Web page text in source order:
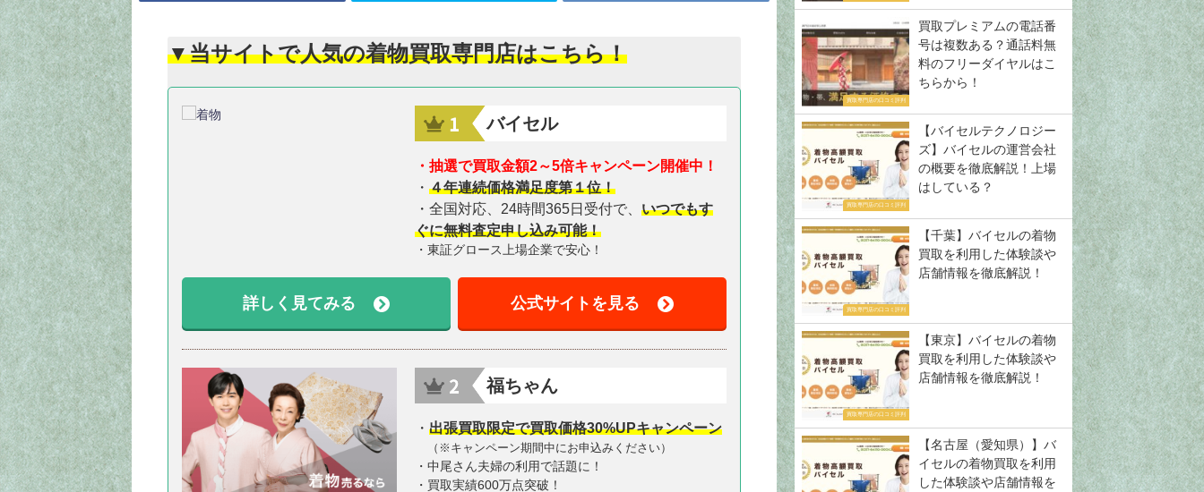
▼当サイトで人気の着物買取専門店はこちら！
バイセル
・抽選で買取金額2～5倍キャンペーン開催中！
・ ４年連続価格満足度第１位！
・全国対応、24時間365日受付で、 いつでもす
ぐに無料査定申し込み可能！
・東証グロース上場企業で安心！
詳しく見てみる 公式サイトを見る
福ちゃん
・ 出張買取限定で買取価格30%UPキャンペーン
（※キャンペーン期間中にお申込みください）
・中尾さん夫婦の利用で話題に！
・買取実績600万点突破！
買取専門店の口コミ評判
買取プレミアムの電話番
号は複数ある？通話料無
料のフリーダイヤルはこ
ちらから！
買取専門店の口コミ評判
【バイセルテクノロジー
ズ】バイセルの運営会社
の概要を徹底解説！上場
はしている？
買取専門店の口コミ評判
【千葉】バイセルの着物
買取を利用した体験談や
店舗情報を徹底解説！
買取専門店の口コミ評判
【東京】バイセルの着物
買取を利用した体験談や
店舗情報を徹底解説！
【名古屋（愛知県）】バ
イセルの着物買取を利用
した体験談や店舗情報を